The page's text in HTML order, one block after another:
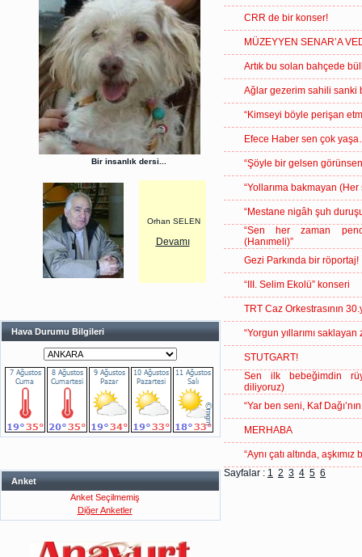
Bir insanlık dersi...
Orhan SELEN
Devamı
Hava Durumu Bilgileri
Anket
Anket Seçilmemiş
Diğer Anketler
CRR de bir konser!
MÜZEYYEN SENAR’A
Artık bu solan bahçede
Ağlar gezerim sahili sanki
“Kimseyi böyle perişan
Efece Haber sen çok
“Şöyle bir gelsen
“Yollarıma bakmayan
“Mestane nigâh şuh
“Sen her zaman
(Hanımeli)”
Gezi Parkında bir röportaj!
“III. Selim Ekolü” konseri
TRT Caz Orkestrasının
“Yorgun yıllarımı saklayan
STUTGART!
Sen ilk bebeğimdin
diliyoruz)
“Yar ben seni, Kaf
MERHABA
“Aynı çatı altında, aşkımız
Sayfalar : 1 2 3 4 5 6